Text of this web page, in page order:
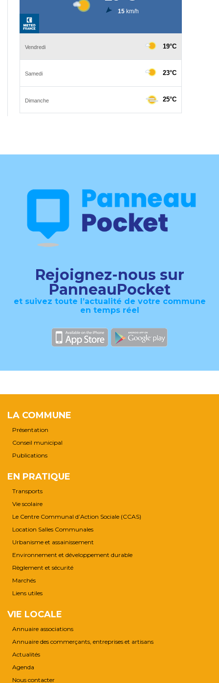
Rejoignez-nous sur
PanneauPocket
et suivez toute l’actualité de votre commune
en temps réel
LA COMMUNE
Présentation
Conseil municipal
Publications
EN PRATIQUE
Transports
Vie scolaire
Le Centre Communal d’Action Sociale (CCAS)
Location Salles Communales
Urbanisme et assainissement
Environnement et développement durable
Règlement et sécurité
Marchés
Liens utiles
VIE LOCALE
Annuaire associations
Annuaire des commerçants, entreprises et artisans
Actualités
Agenda
Nous contacter